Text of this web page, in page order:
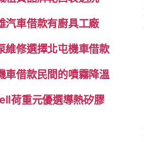
汽車借款有廚具工廠
維修選擇北屯機車借款
車借款民間的噴霧降溫
荷重元優選導熱矽膠